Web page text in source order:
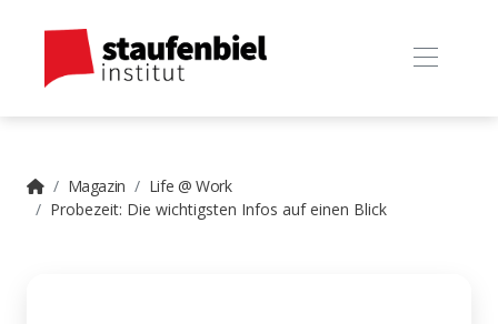
Magazin
Life @ Work
Probezeit: Die wichtigsten Infos auf einen Blick